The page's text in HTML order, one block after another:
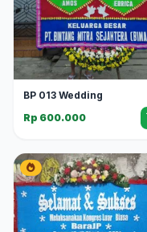
BP 013 Wedding
Rp 600.000